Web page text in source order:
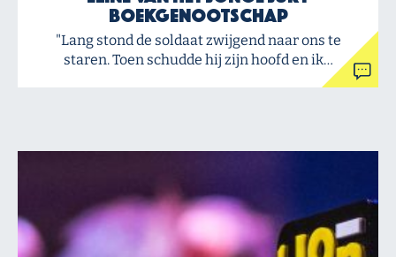
Boekgenootschap
"Lang stond de soldaat zwijgend naar ons te
staren. Toen schudde hij zijn hoofd en ik…